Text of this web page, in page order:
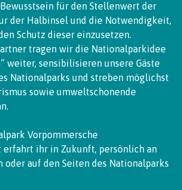
für den Stellenwert der
der Halbinsel und die Notwendigkeit,
Schutz dieser einzusetzen.
tragen wir die Nationalparkidee
weiter, sensibilisieren unsere Gäste
Nationalparks und streben möglichst
sowie umweltschonende
Vorpommersche
erfahrt ihr in Zukunft, persönlich an
oder auf den Seiten des Nationalparks